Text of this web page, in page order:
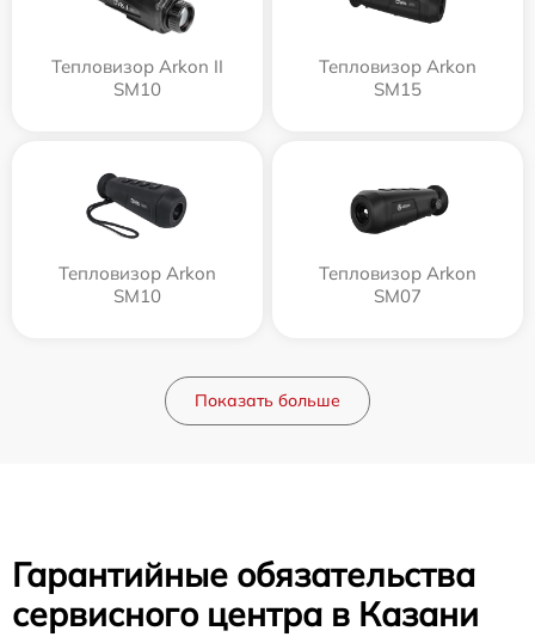
Тепловизор Arkon II
SM10
Тепловизор Arkon
SM15
Тепловизор Arkon
SM10
Тепловизор Arkon
SM07
Показать больше
Гарантийные обязательства
сервисного центра в Казани